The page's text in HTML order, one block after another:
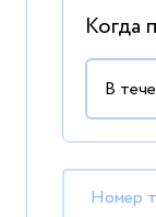
Когда
Номер